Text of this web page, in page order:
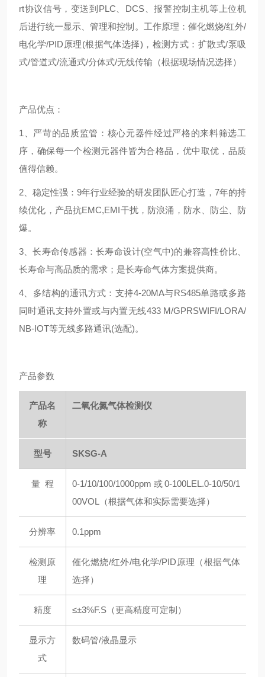
rt协议信号，变送到PLC、DCS、报警控制主机等上位机
后进行统一显示、管理和控制。工作原理：催化燃烧/红外/
电化学/PID原理(根据气体选择)，检测方式：扩散式/泵吸
式/管道式/流通式/分体式/无线传输（根据现场情况选择）
产品优点：
1、严苛的品质监管：核心元器件经过严格的来料筛选工
序，确保每一个检测元器件皆为合格品，优中取优，品质
值得信赖。
2、稳定性强：9年行业经验的研发团队匠心打造，7年的持
续优化，产品抗EMC,EMI干扰，防浪涌，防水、防尘、防
爆。
3、长寿命传感器：长寿命设计(空气中)的兼容高性价比、
长寿命与高品质的需求；是长寿命气体方案提供商。
4、多结构的通讯方式：支持4-20MA与RS485单路或多路
同时通讯支持外置或与内置无线433 M/GPRSWIFI/LORA/
NB-IOT等无线多路通讯(选配)。
产品参数
产品名
称
二氧化氮气体检测仪
型号 SKSG-A
量 程
0-1/10/100/1000ppm或0-100LEL.0-10/50/1
00VOL（根据气体和实际需要选择）
分辨率 0.1ppm
检测原
理
催化燃烧/红外/电化学/PID原理（根据气体
选择）
精度 ≤±3%F.S（更高精度可定制）
显示方
式
数码管/液晶显示